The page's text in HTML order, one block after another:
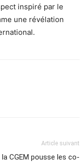
inspiré par le
une révélation
Article suivant
CGEM pousse les co-